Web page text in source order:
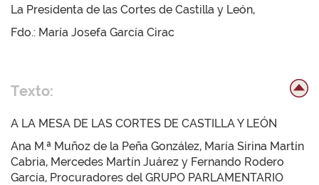
La Presidenta de las Cortes de Castilla y León,
Fdo.: María Josefa García Cirac
Texto:
A LA MESA DE LAS CORTES DE CASTILLA Y LEÓN
Ana M.ª Muñoz de la Peña González, María Sirina Martín
Cabria, Mercedes Martín Juárez y Fernando Rodero
García, Procuradores del GRUPO PARLAMENTARIO